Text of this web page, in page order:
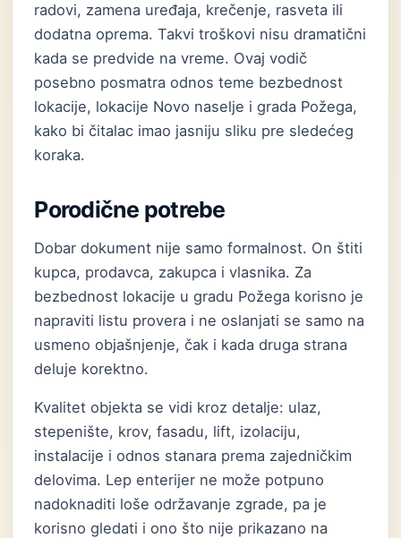
radovi, zamena uređaja, krečenje, rasveta ili
dodatna oprema. Takvi troškovi nisu dramatični
kada se predvide na vreme. Ovaj vodič
posebno posmatra odnos teme bezbednost
lokacije, lokacije Novo naselje i grada Požega,
kako bi čitalac imao jasniju sliku pre sledećeg
koraka.
Porodične potrebe
Dobar dokument nije samo formalnost. On štiti
kupca, prodavca, zakupca i vlasnika. Za
bezbednost lokacije u gradu Požega korisno je
napraviti listu provera i ne oslanjati se samo na
usmeno objašnjenje, čak i kada druga strana
deluje korektno.
Kvalitet objekta se vidi kroz detalje: ulaz,
stepenište, krov, fasadu, lift, izolaciju,
instalacije i odnos stanara prema zajedničkim
delovima. Lep enterijer ne može potpuno
nadoknaditi loše održavanje zgrade, pa je
korisno gledati i ono što nije prikazano na